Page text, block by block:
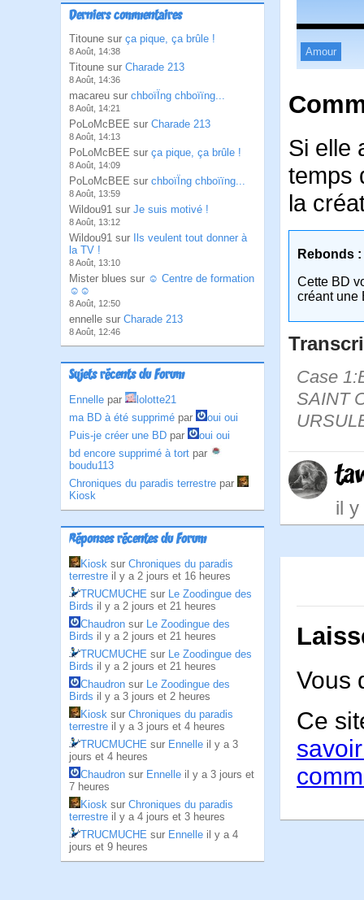
Derniers commentaires
Titoune sur ça pique, ça brûle !
8 Août, 14:38
Titoune sur Charade 213
8 Août, 14:36
macareu sur chboïÏng chboïïng...
8 Août, 14:21
PoLoMcBEE sur Charade 213
8 Août, 14:13
PoLoMcBEE sur ça pique, ça brûle !
8 Août, 14:09
PoLoMcBEE sur chboïÏng chboïïng...
8 Août, 13:59
Wildou91 sur Je suis motivé !
8 Août, 13:12
Wildou91 sur
Ils veulent tout donner à
la TV !
8 Août, 13:10
Mister blues sur ☺ Centre de formation
☺☺
8 Août, 12:50
ennelle sur Charade 213
8 Août, 12:46
Sujets récents du Forum
Ennelle par
lolotte21
ma BD à été supprimé par
oui oui
Puis-je créer une BD par
oui oui
bd encore supprimé à tort par
boudu113
Chroniques du paradis terrestre par
Kiosk
Réponses récentes du Forum
Kiosk sur Chroniques du paradis
terrestre il y a 2 jours et 16 heures
TRUCMUCHE sur Le Zoodingue des
Birds il y a 2 jours et 21 heures
Chaudron sur Le Zoodingue des
Birds il y a 2 jours et 21 heures
TRUCMUCHE sur Le Zoodingue des
Birds il y a 2 jours et 21 heures
Chaudron sur Le Zoodingue des
Birds il y a 3 jours et 2 heures
Kiosk sur Chroniques du paradis
terrestre il y a 3 jours et 4 heures
TRUCMUCHE sur Ennelle il y a 3
jours et 4 heures
Chaudron sur Ennelle il y a 3 jours et
7 heures
Kiosk sur Chroniques du paradis
terrestre il y a 4 jours et 3 heures
TRUCMUCHE sur Ennelle il y a 4
jours et 9 heures
Amour
Si elle
temps
la
Rebonds :
Cette BD
créant une
Case
SAINT
il y
Vous
Ce